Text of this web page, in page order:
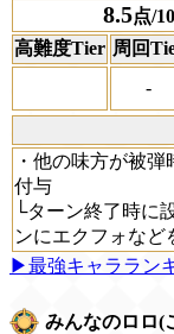
8.5点/
高難度Tier 周回
-
・他の味方が被
付与
└ターン終了時に
ンにエクフォなど
▶最強キャララン
みんなのロロ(